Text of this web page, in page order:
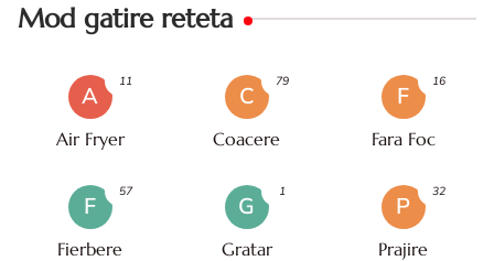
Mod gatire reteta
A
Air Fryer
11
C
Coacere
79
F
Fara Foc
16
F
Fierbere
57
G
Gratar
1
P
Prajire
32